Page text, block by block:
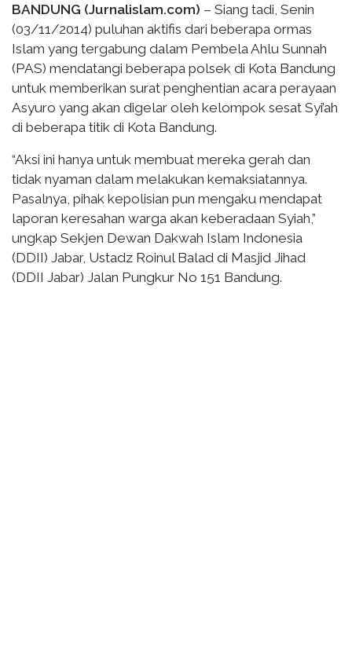
BANDUNG (Jurnalislam.com) – Siang tadi, Senin
(03/11/2014) puluhan aktifis dari beberapa ormas
Islam yang tergabung dalam Pembela Ahlu Sunnah
(PAS) mendatangi beberapa polsek di Kota Bandung
untuk memberikan surat penghentian acara perayaan
Asyuro yang akan digelar oleh kelompok sesat Syi’ah
di beberapa titik di Kota Bandung.
“Aksi ini hanya untuk membuat mereka gerah dan
tidak nyaman dalam melakukan kemaksiatannya.
Pasalnya, pihak kepolisian pun mengaku mendapat
laporan keresahan warga akan keberadaan Syiah,”
ungkap Sekjen Dewan Dakwah Islam Indonesia
(DDII) Jabar, Ustadz Roinul Balad di Masjid Jihad
(DDII Jabar) Jalan Pungkur No 151 Bandung.